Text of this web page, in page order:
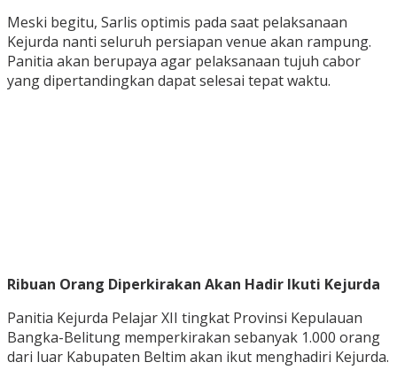
Meski begitu, Sarlis optimis pada saat pelaksanaan
Kejurda nanti seluruh persiapan venue akan rampung.
Panitia akan berupaya agar pelaksanaan tujuh cabor
yang dipertandingkan dapat selesai tepat waktu.
Ribuan Orang Diperkirakan Akan Hadir Ikuti Kejurda
Panitia Kejurda Pelajar XII tingkat Provinsi Kepulauan
Bangka-Belitung memperkirakan sebanyak 1.000 orang
dari luar Kabupaten Beltim akan ikut menghadiri Kejurda.